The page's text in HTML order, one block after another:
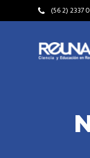
(56 2) 2337